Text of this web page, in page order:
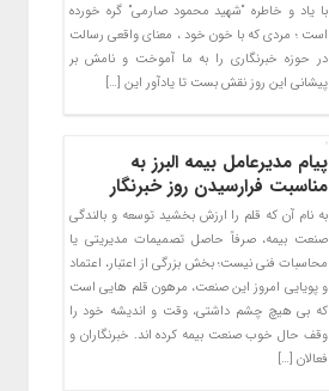
با یاد و خاطره “شهید محمود صارمی” گره خورده
است ؛ مردی که با خون خود ، معنای واقعی رسالت
در حوزه خبرنگاری را به ما آموخت و نامش بر
پیشانی این روز نقش بست تا یادآور این […]
پیام مدیرعامل بیمه البرز به
مناسبت فرارسیدن روز خبرنگار
به نام آن که قلم را ارزش بخشید توسعه و بالندگی
صنعت بیمه، صرفاً حاصل تصمیمات مدیریتی یا
محاسبات فنی نیست؛ بخش بزرگی از اعتبار، اعتماد
و پویایی امروز این صنعت، مرهون قلم هایی است
که بی هیچ چشم داشتی، وقت و اندیشه خود را
وقف حال خوب صنعت بیمه کرده اند. خبرنگاران و
فعالان […]